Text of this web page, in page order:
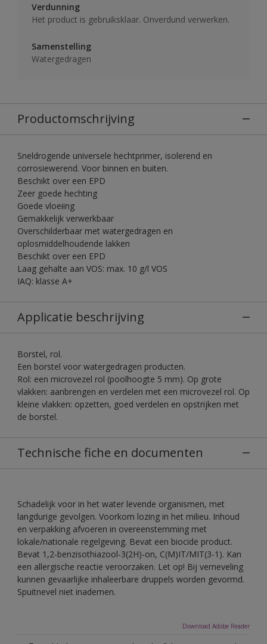
Verdunning
Het product is gebruiksklaar. Onverdund verwerken.
Samenstelling
Watergedragen
Productomschrijving
Sneldrogende universele hechtprimer, isolerend en
corrosiewerend. Voor binnen en buiten.
Beschikt over een EPD
Zeer goede hechting
Goede vloeiing
Gemakkelijk verwerkbaar
Overschilderbaar met watergedragen en
oplosmiddelhoudende lakken
Beschikt over een EPD
Laag gehalte aan VOS: max. 10 g/l VOS
IAQ: klasse A+
Applicatie beschrijving
Borstel, rol.
Een borstel voor watergedragen producten.
Rol: een microvezel rol (poolhoogte 5 mm). Op grote
vlakken: aanbrengen en verdelen met een microvezel rol. Op
kleine vlakken: opzetten, goed verdelen en opstrijken met
de borstel.
Technische fiche en documenten
Schadelijk voor in het water levende organismen, met
langdurige gevolgen. Voorkom lozing in het milieu. Inhoud
en verpakking afvoeren in overeenstemming met
lokale/nationale regelgeving. Bevat een biocide product.
Bevat 1,2-benzisothiazool-3(2H)-on, C(M)IT/MIT(3-1). Kan
een allergische reactie veroorzaken. Let op! Bij verneveling
kunnen gevaarlijke inhaleerbare druppels worden gevormd.
Spuitnevel niet inademen.
Download Adobe Reader